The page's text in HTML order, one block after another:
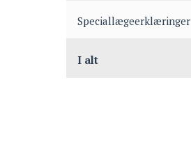
Speciallægeerklæringer
I alt